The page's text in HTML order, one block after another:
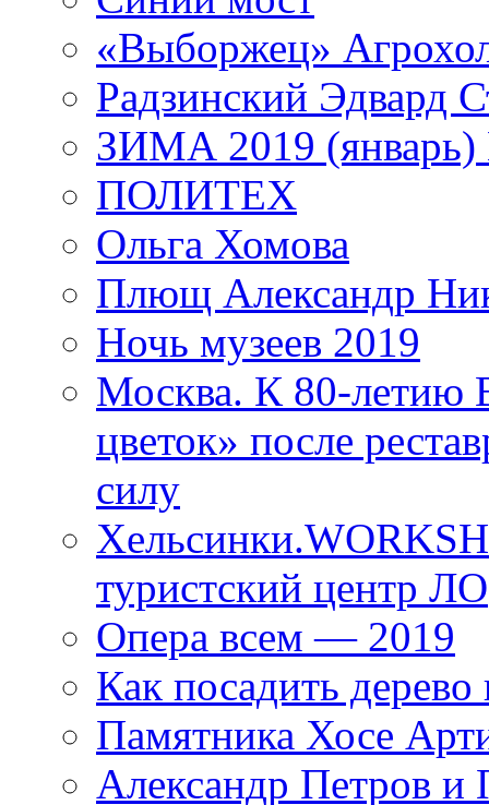
«Выборжец»
Радзинский Эдвард
ЗИМА 2019 (январь)
ПОЛИТЕХ
Ольга Хомова
Плющ Александр
Ночь музеев 2019
Москва. К 80-
цветок» после
силу
туристский центр ЛО
Опера всем — 2019
Как посадить дерево
Памятника Хосе
Александр Петров и